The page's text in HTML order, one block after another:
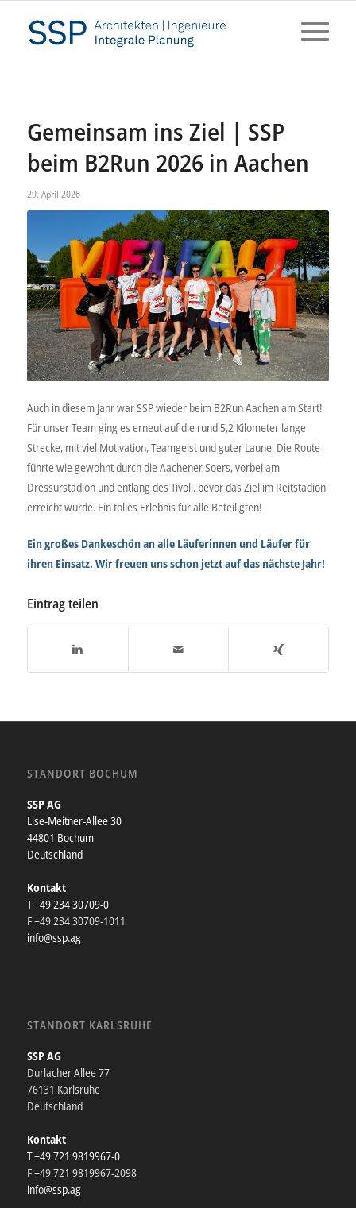
Gemeinsam ins Ziel | SSP
beim B2Run 2026 in Aachen
29. April 2026
Auch in diesem Jahr war SSP wieder beim B2Run Aachen am Start!
Für unser Team ging es erneut auf die rund 5,2 Kilometer lange
Strecke, mit viel Motivation, Teamgeist und guter Laune. Die Route
führte wie gewohnt durch die Aachener Soers, vorbei am
Dressurstadion und entlang des Tivoli, bevor das Ziel im Reitstadion
erreicht wurde. Ein tolles Erlebnis für alle Beteiligten!
Ein großes Dankeschön an alle Läuferinnen und Läufer für
ihren Einsatz. Wir freuen uns schon jetzt auf das nächste Jahr!
Eintrag teilen
STANDORT BOCHUM
SSP AG
Lise-Meitner-Allee 30
44801 Bochum
Deutschland
Kontakt
T +49 234 30709-0
F +49 234 30709-1011
info@ssp.ag
STANDORT KARLSRUHE
SSP AG
Durlacher Allee 77
76131 Karlsruhe
Deutschland
Kontakt
T +49 721 9819967-0
F +49 721 9819967-2098
info@ssp.ag